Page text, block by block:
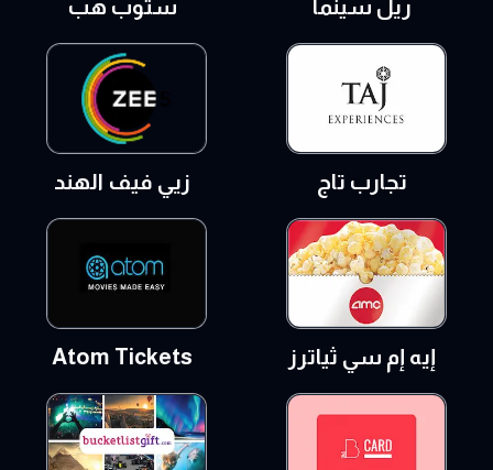
ريل سينما ستوب هب
تجارب تاج زيي فيف الهند
إيه إم سي ثياترز Atom Tickets